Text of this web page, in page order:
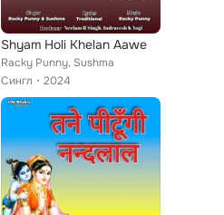
Shyam Holi Khelan Aawe
Racky Punny, Sushma
Сингл
2024